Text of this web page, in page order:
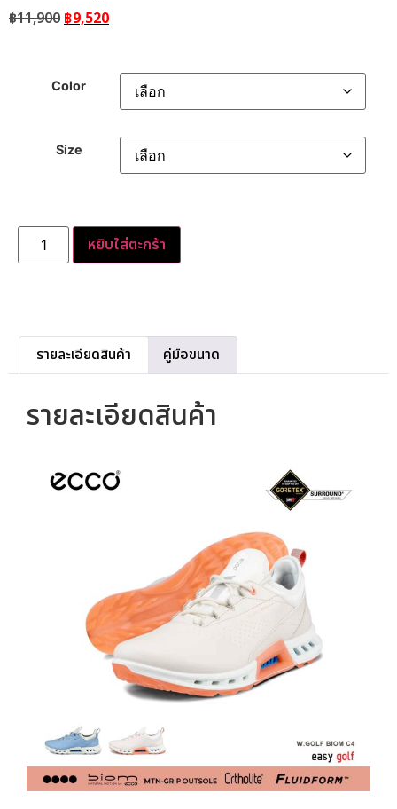
฿11,900 ฿9,520
Color
Size
หยิบใส่ตะกร้า
รายละเอียดสินค้า คู่มือขนาด
รายละเอียดสินค้า